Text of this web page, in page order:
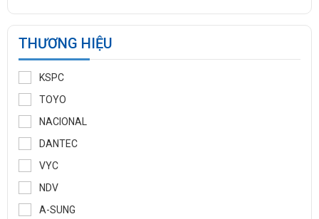
THƯƠNG HIỆU
KSPC
TOYO
NACIONAL
DANTEC
VYC
NDV
A-SUNG